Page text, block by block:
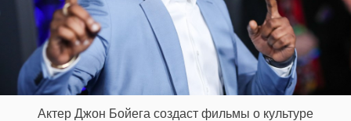
Актер Джон Бойега создаст фильмы о культуре